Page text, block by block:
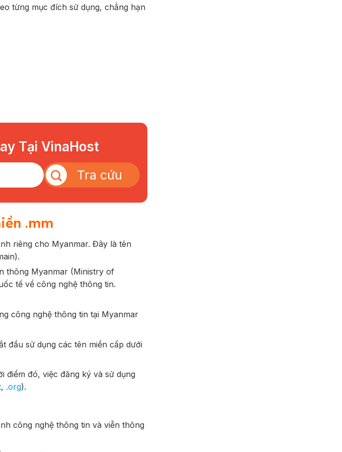
từng mục đích sử dụng, chẳng hạn
Tại VinaHost
Tra cứu
.mm
riêng cho Myanmar. Đây là tên
thông Myanmar (Ministry of
tế về công nghệ thông tin.
công nghệ thông tin tại Myanmar
đầu sử dụng các tên miền cấp dưới
điểm đó, việc đăng ký và sử dụng
, .org).
công nghệ thông tin và viễn thông